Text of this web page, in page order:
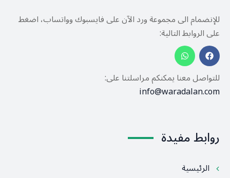
للإنضمام الى مجموعة ورد الآن على فايسبوك وواتساب، اضغط
على الروابط التالية:
للتواصل معنا يمكنكم مراسلتنا على:
info@waradalan.com
روابط مفيدة
الرئيسية